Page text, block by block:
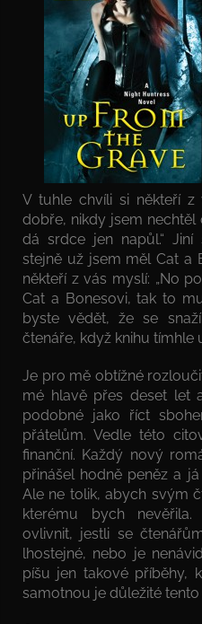
V tuhle chvíli si někteří z
dobře, nikdy jsem
dá srdce jen napůl.“ Jiní
stejně už jsem měl Cat a
někteří z vás myslí: „No
Cat a Bonesovi, tak to
byste vědět, že se
čtenáře, když knihu tímhle
Je pro mě obtížné
mé hlavě přes deset let
podobné jako říct
přátelům. Vedle této
finanční. Každý nový
přinášel hodně peněz a
Ale ne tolik, abych svým
kterému bych
ovlivnit, jestli se
lhostejné, nebo je
píšu jen takové příběhy,
samotnou je důležité